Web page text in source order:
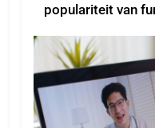
populariteit van